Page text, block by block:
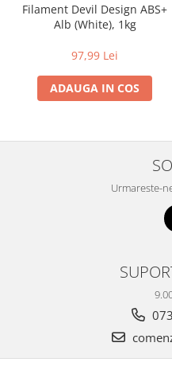
Filament Devil Design ABS+
Alb (White), 1kg
97,99 Lei
ADAUGA IN COS
Urmareste-